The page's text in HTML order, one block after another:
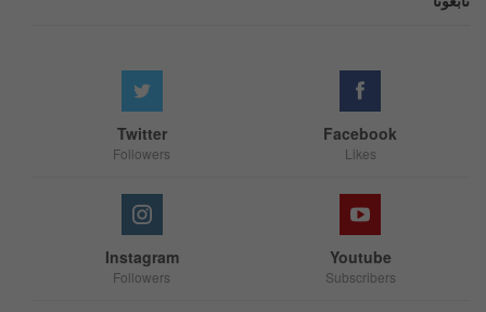
Facebook
Likes
Twitter
Followers
Youtube
Subscribers
Instagram
Followers